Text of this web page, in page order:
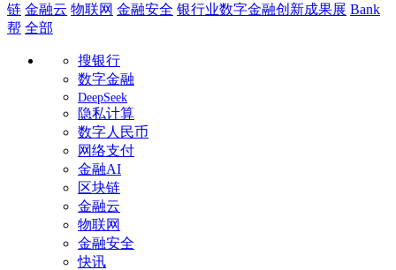
链 金融云 物联网 金融安全 银行业数字金融创新成果展 Bank
帮 全部
搜银行
数字金融
DeepSeek
隐私计算
数字人民币
网络支付
金融AI
区块链
金融云
物联网
金融安全
快讯